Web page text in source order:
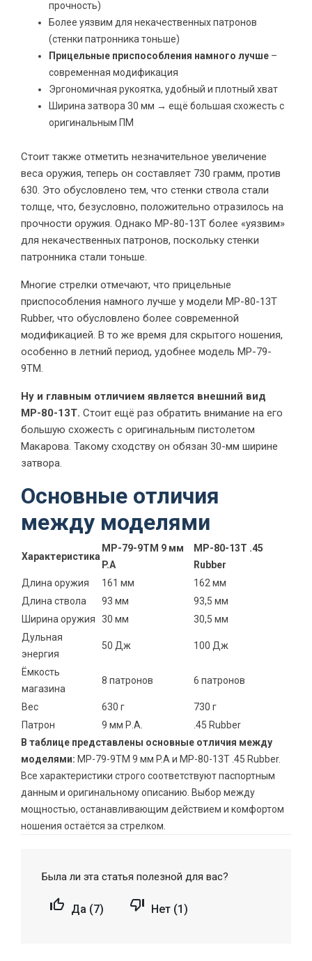
прочность)
Более уязвим для некачественных патронов
(стенки патронника тоньше)
Прицельные приспособления намного лучше –
современная модификация
Эргономичная рукоятка, удобный и плотный хват
Ширина затвора 30 мм → ещё большая схожесть с
оригинальным ПМ
Стоит также отметить незначительное увеличение
веса оружия, теперь он составляет 730 грамм, против
630. Это обусловлено тем, что стенки ствола стали
толще, что, безусловно, положительно отразилось на
прочности оружия. Однако МР-80-13Т более «уязвим»
для некачественных патронов, поскольку стенки
патронника стали тоньше.
Многие стрелки отмечают, что прицельные
приспособления намного лучше у модели МР-80-13Т
Rubber, что обусловлено более современной
модификацией. В то же время для скрытого ношения,
особенно в летний период, удобнее модель МР-79-
9ТМ.
Ну и главным отличием является внешний вид
МР-80-13Т. Стоит ещё раз обратить внимание на его
большую схожесть с оригинальным пистолетом
Макарова. Такому сходству он обязан 30-мм ширине
затвора.
Основные отличия
между моделями
Характеристика
МР-79-9ТМ 9 мм
P.А
МР-80-13Т .45
Rubber
Длина оружия
161 мм
162 мм
Длина ствола
93 мм
93,5 мм
Ширина оружия
30 мм
30,5 мм
Дульная
энергия
50 Дж 100 Дж
Ёмкость
магазина
8 патронов 6 патронов
Вес 630 г
730 г
Патрон
9 мм Р.А.
.45 Rubber
В таблице представлены основные отличия между
моделями: МР-79-9ТМ 9 мм P.А и МР-80-13Т .45 Rubber.
Все характеристики строго соответствуют паспортным
данным и оригинальному описанию. Выбор между
мощностью, останавливающим действием и комфортом
ношения остаётся за стрелком.
Была ли эта статья полезной для вас?
 Да (7)  Нет (1 )